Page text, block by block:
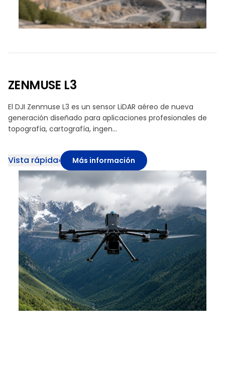
ZENMUSE L3
El DJI Zenmuse L3 es un sensor LiDAR aéreo de nueva
generación diseñado para aplicaciones profesionales de
topografía, cartografía, ingen…
Vista rápida› Más información